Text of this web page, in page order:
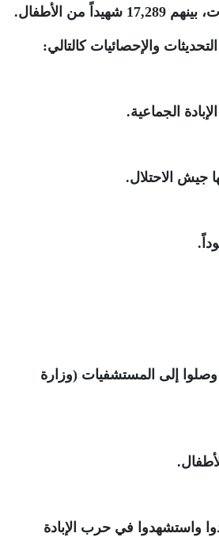
من الأطفال
.
والإحصائيات كالتالي:
الجماعية.
جيش الاحتلال.
.
إلى المستشفيات (وزارة
.
واستشهدوا في حرب الإبادة